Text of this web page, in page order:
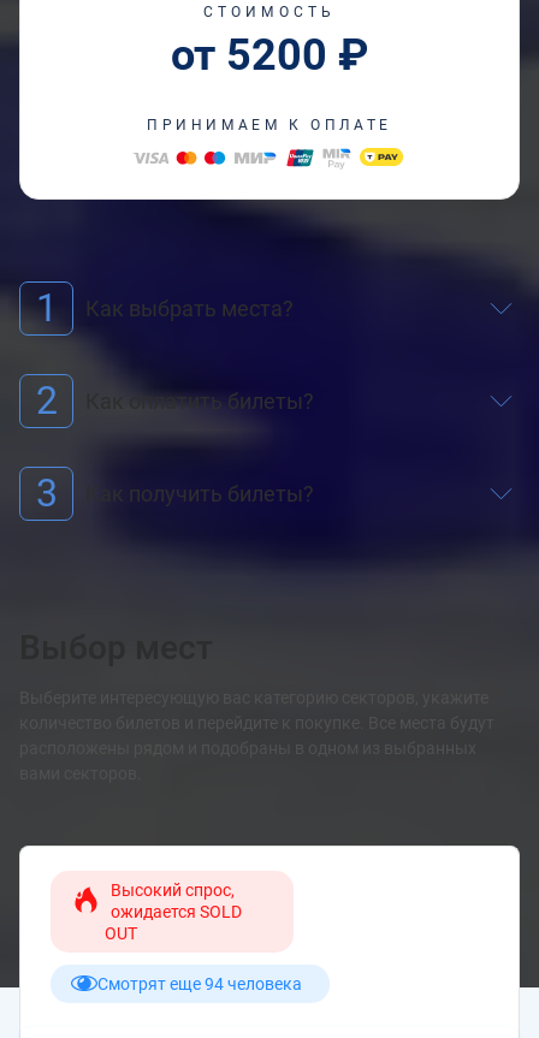
СТОИМОСТЬ
от 5200 ₽
ПРИНИМАЕМ К ОПЛАТЕ
1 Как выбрать места?
2 Как оплатить билеты?
3 Как получить билеты?
количество билетов и перейдите к покупке. Все места будут
расположены рядом и подобраны в одном из выбранных
Высокий спрос,
ожидается SOLD
OUT
Смотрят еще 94 человека